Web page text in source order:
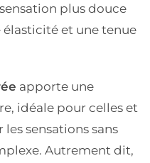
plus douce
élasticité et une tenue
apporte une
idéale pour celles et
sensations sans
Autrement dit,